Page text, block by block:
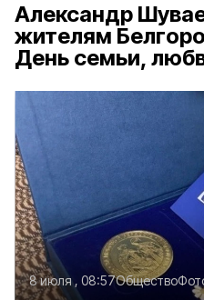
Александр
жителям
День семьи,
8 июля , 08:57Общество